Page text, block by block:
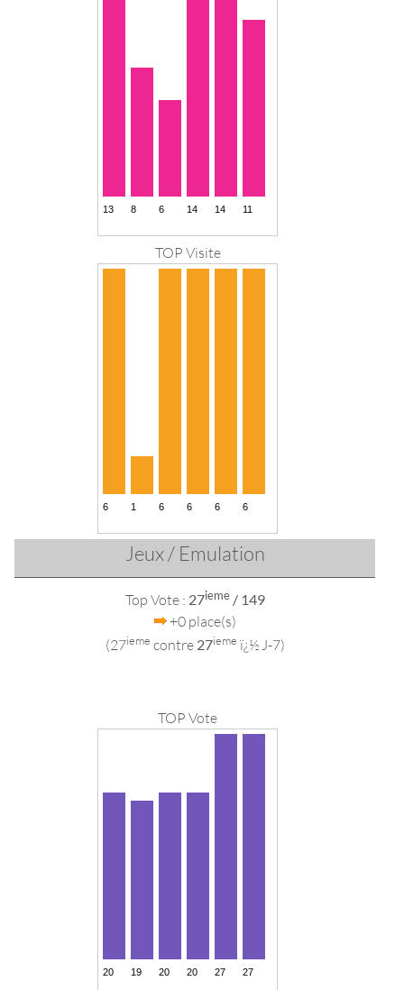
TOP Visite
Jeux / Emulation
Top Vote : 27ieme/ 149
+0 place(s)
(27ieme contre 27ieme ï¿½ J-7)
TOP Vote